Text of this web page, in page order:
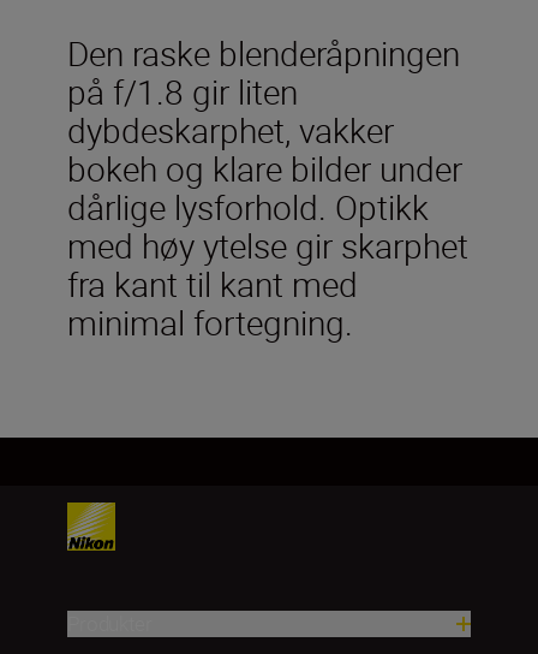
Den raske blenderåpningen
på f/1.8 gir liten
dybdeskarphet, vakker
bokeh og klare bilder under
dårlige lysforhold. Optikk
med høy ytelse gir skarphet
fra kant til kant med
minimal fortegning.